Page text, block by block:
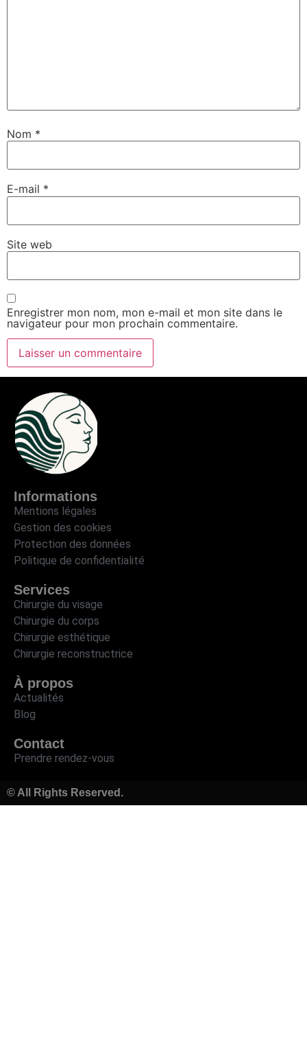
Nom *
E-mail *
Site web
Enregistrer mon nom, mon e-mail et mon site dans le
navigateur pour mon prochain commentaire.
Informations
Mentions légales
Gestion des cookies
Protection des données
Politique de confidentialité
Services
Chirurgie du visage
Chirurgie du corps
Chirurgie esthétique
Chirurgie reconstructrice
À propos
Actualités
Blog
Contact
Prendre rendez-vous
© All Rights Reserved.